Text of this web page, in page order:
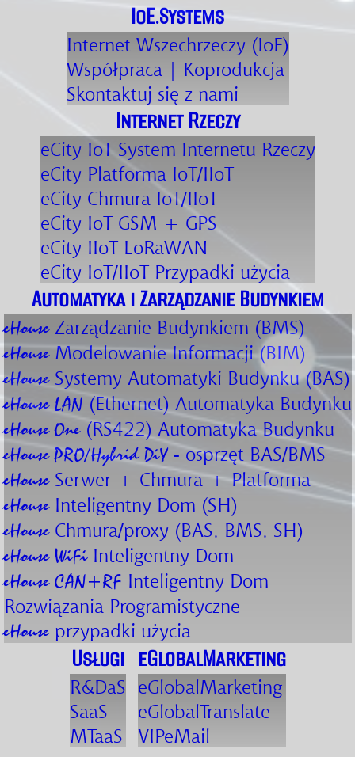
IoE.Systems
Internet Wszechrzeczy (IoE)
Współpraca | Koprodukcja
Skontaktuj się z nami
Internet Rzeczy
eCity IoTSystem Internetu Rzeczy
eCityPlatforma IoT/IIoT
eCityChmura IoT/IIoT
eCity IoTGSM + GPS
eCity IIoTLoRaWAN
eCity IoT/IIoTPrzypadki użycia
Automatyka i Zarządzanie Budynkiem
eHouseZarządzanie Budynkiem (BMS)
eHouseModelowanie Informacji (BIM)
eHouseSystemy Automatyki Budynku (BAS)
eHouse LAN (Ethernet) Automatyka Budynku
eHouse One(RS422) Automatyka Budynku
eHouse PRO/Hybrid DiY- osprzęt BAS/BMS
eHouseSerwer + Chmura + Platforma
eHouseInteligentny Dom (SH)
eHouseChmura/proxy (BAS, BMS, SH)
eHouse WiFiInteligentny Dom
eHouse CAN+RF Inteligentny Dom
Rozwiązania Programistyczne
eHouseprzypadki użycia
Usługi
R&DaS
SaaS
MTaaS
eGlobalMarketing
eGlobalMarketing
eGlobalTranslate
VIPeMail